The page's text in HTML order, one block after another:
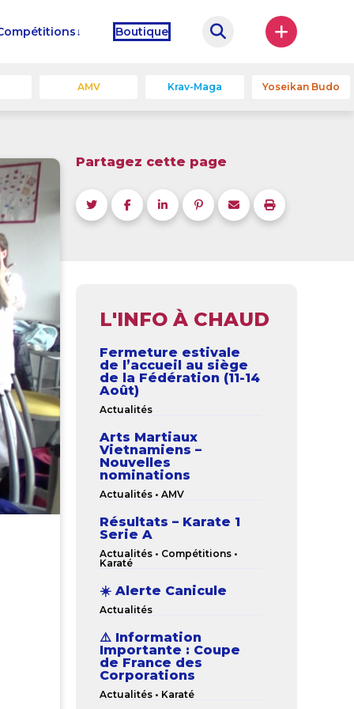
Boutique
AMV Krav-Maga Yoseikan Budo
Partagez cette page
L'INFO À CHAUD
Fermeture estivale
de l’accueil au siège
de la Fédération (11-14
Août)
Actualités
Arts Martiaux
Vietnamiens –
Nouvelles
nominations
Actualités • AMV
Résultats – Karate 1
Serie A
Actualités • Compétitions •
Karaté
☀️ Alerte Canicule
Actualités
⚠️ Information
Importante : Coupe
de France des
Corporations
Actualités • Karaté